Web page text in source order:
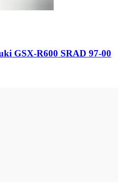
GSX-R600 SRAD 97-00